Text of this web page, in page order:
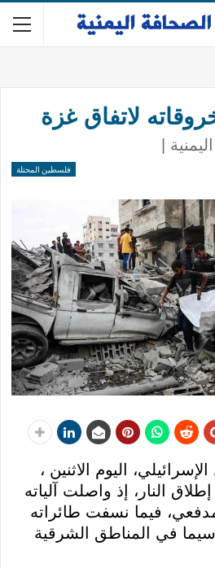
لاتفاق غزة
|
فلسطين المحتلة
اليوم الاثنين ،
النار، إذ واصلت آلياته
فيما نسفت طائراته
في المناطق الشرقية